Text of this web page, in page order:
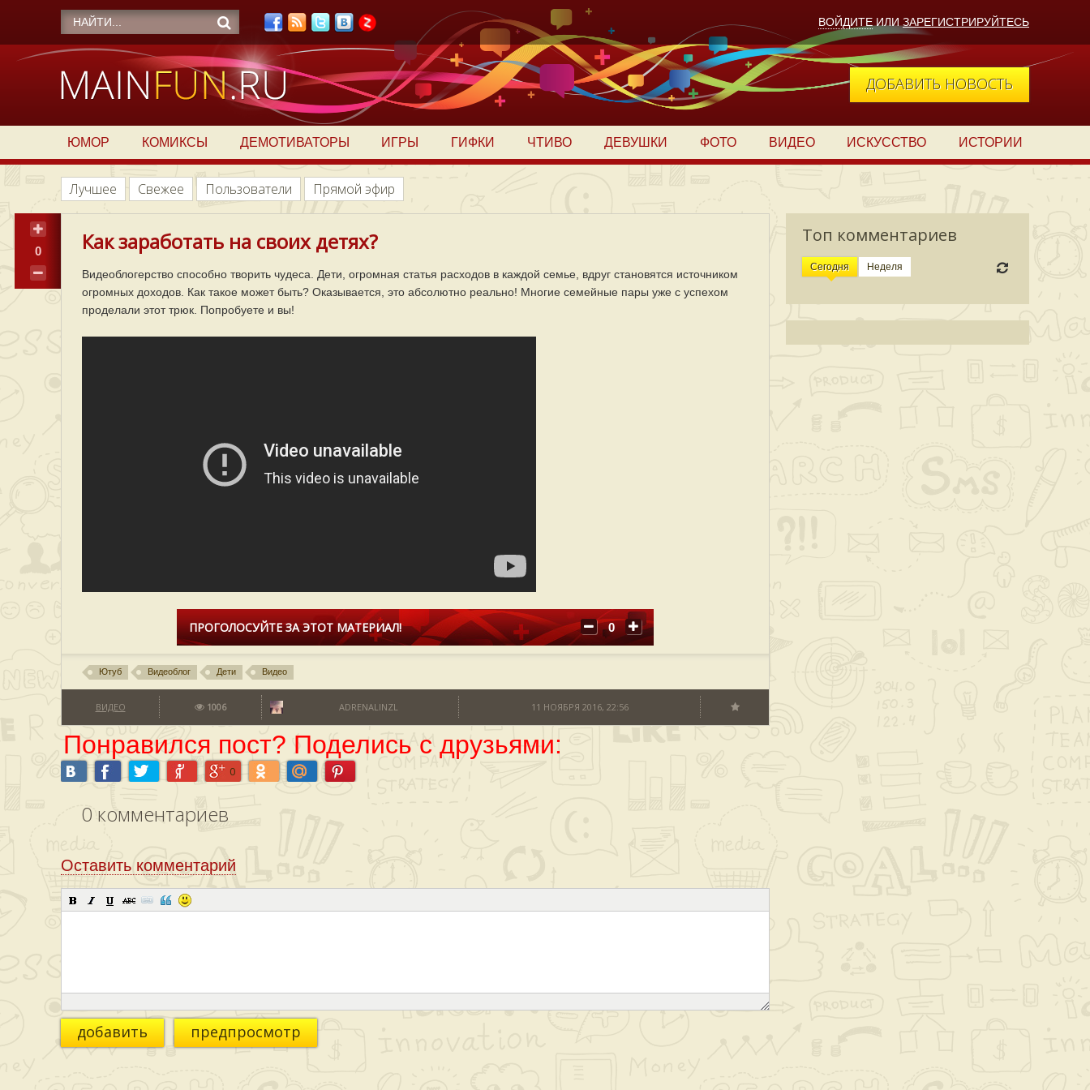
ВОЙДИТЕ ИЛИ ЗАРЕГИСТРИРУЙТЕСЬ
ДОБАВИТЬ НОВОСТЬ
ЮМОР КОМИКСЫ ДЕМОТИВАТОРЫ ИГРЫ ГИФКИ ЧТИВО ДЕВУШКИ ФОТО ВИДЕО ИСКУССТВО ИСТОРИИ
Лучшее Свежее Пользователи Прямой эфир
Топ комментариев
Сегодня Неделя
0 Как заработать на своих детях?
Видеоблогерство способно творить чудеса. Дети, огромная статья расходов в каждой семье, вдруг становятся источником
огромных доходов. Как такое может быть? Оказывается, это абсолютно реально! Многие семейные пары уже с успехом
проделали этот трюк. Попробуете и вы!
ПРОГОЛОСУЙТЕ ЗА ЭТОТ МАТЕРИАЛ! 0
Ютуб Видеоблог Дети Видео
ВИДЕО 1006 ADRENALINZL 11 НОЯБРЯ 2016, 22:56
Понравился пост? Поделись с друзьями:
0
0 комментариев
Оставить комментарий
добавить предпросмотр